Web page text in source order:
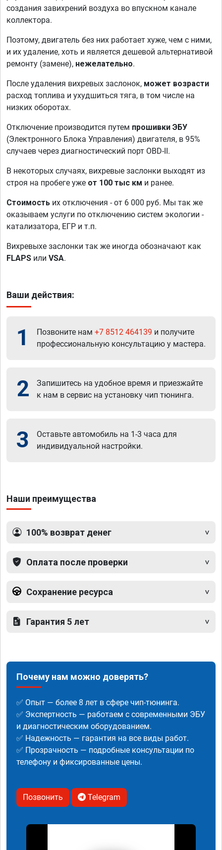
создания завихрений воздуха во впускном канале
коллектора.
Поэтому, двигатель без них работает хуже, чем с ними,
и их удаление, хоть и является дешевой альтернативой
ремонту (замене), нежелательно.
После удаления вихревых заслонок, может возрасти
расход топлива и ухудшиться тяга, в том числе на
низких оборотах.
Отключение производится путем прошивки ЭБУ
(Электронного Блока Управления) двигателя, в 95%
случаев через диагностический порт OBD-II.
В некоторых случаях, вихревые заслонки выходят из
строя на пробеге уже от 100 тыс км и ранее.
Стоимость их отключения - от 6 000 руб. Мы так же
оказываем услуги по отключению систем экологии -
катализатора, ЕГР и т.п.
Вихревыхе заслонки так же иногда обозначают как
FLAPS или VSA.
Ваши действия:
1 Позвоните нам +7 8512 464139 и получите
профессиональную консультацию у мастера.
2
Запишитесь на удобное время и приезжайте
к нам в сервис на установку чип тюнинга.
3
Оставьте автомобиль на 1-3 часа для
индивидуальной настройки.
Наши преимущества
100% возврат денег
Оплата после проверки
Сохранение ресурса
Гарантия 5 лет
Почему нам можно доверять?
✅ Опыт — более 8 лет в сфере чип-тюнинга.
✅ Экспертность — работаем с современными ЭБУ
и диагностическим оборудованием.
✅ Надежность — гарантия на все виды работ.
✅ Прозрачность — подробные консультации по
телефону и фиксированные цены.
Позвонить Telegram